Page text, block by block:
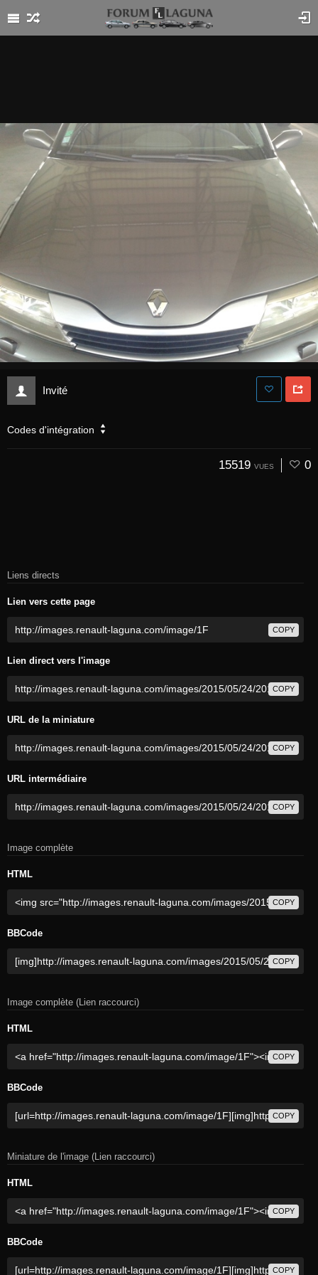
Invité
Codes d'intégration
15519 VUES 0
Liens directs
Lien vers cette page
COPY
Lien direct vers l'image
COPY
URL de la miniature
COPY
URL intermédiaire
COPY
Image complète
HTML
COPY
BBCode
COPY
Image complète (Lien raccourci)
HTML
COPY
BBCode
COPY
Miniature de l'image (Lien raccourci)
HTML
COPY
BBCode
COPY